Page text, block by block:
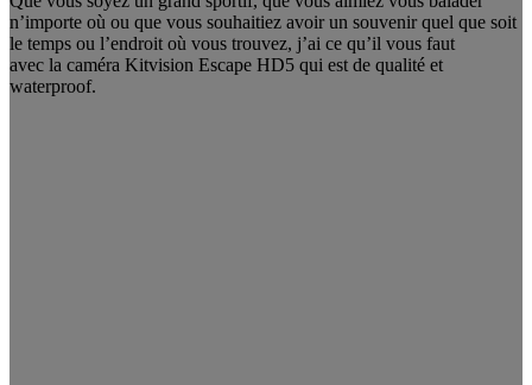
n’importe où ou que vous souhaitiez avoir un souvenir quel que soit
le temps ou l’endroit où vous trouvez, j’ai ce qu’il vous faut
avec la caméra Kitvision Escape HD5 qui est de qualité et
waterproof.